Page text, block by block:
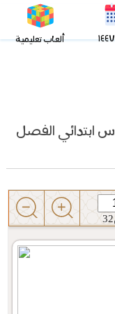
ألعاب تعليمية
ابتدائي الفصل